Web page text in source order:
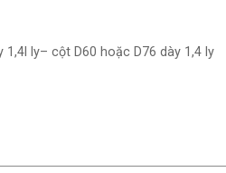
ly– cột D60 hoặc D76 dày 1,4 ly